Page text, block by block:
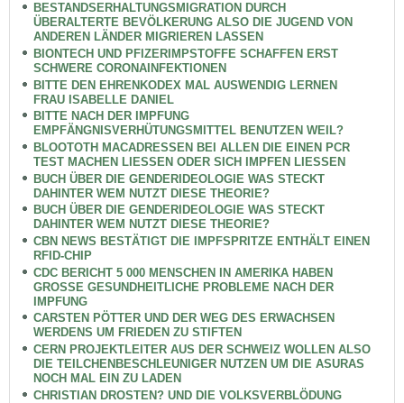
BESTANDSERHALTUNGSMIGRATION DURCH
ÜBERALTERTE BEVÖLKERUNG ALSO DIE JUGEND VON
ANDEREN LÄNDER MIGRIEREN LASSEN
BIONTECH UND PFIZERIMPSTOFFE SCHAFFEN ERST
SCHWERE CORONAINFEKTIONEN
BITTE DEN EHRENKODEX MAL AUSWENDIG LERNEN
FRAU ISABELLE DANIEL
BITTE NACH DER IMPFUNG
EMPFÄNGNISVERHÜTUNGSMITTEL BENUTZEN WEIL?
BLOOTOTH MACADRESSEN BEI ALLEN DIE EINEN PCR
TEST MACHEN LIESSEN ODER SICH IMPFEN LIESSEN
BUCH ÜBER DIE GENDERIDEOLOGIE WAS STECKT
DAHINTER WEM NUTZT DIESE THEORIE?
BUCH ÜBER DIE GENDERIDEOLOGIE WAS STECKT
DAHINTER WEM NUTZT DIESE THEORIE?
CBN NEWS BESTÄTIGT DIE IMPFSPRITZE ENTHÄLT EINEN
RFID-CHIP
CDC BERICHT 5 000 MENSCHEN IN AMERIKA HABEN
GROSSE GESUNDHEITLICHE PROBLEME NACH DER
IMPFUNG
CARSTEN PÖTTER UND DER WEG DES ERWACHSEN
WERDENS UM FRIEDEN ZU STIFTEN
CERN PROJEKTLEITER AUS DER SCHWEIZ WOLLEN ALSO
DIE TEILCHENBESCHLEUNIGER NUTZEN UM DIE ASURAS
NOCH MAL EIN ZU LADEN
CHRISTIAN DROSTEN? UND DIE VOLKSVERBLÖDUNG